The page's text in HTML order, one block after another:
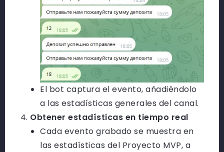
El bot captura el evento, añadiéndolo
a las estadísticas generales del canal.
Obtener estadísticas en tiempo real
Cada evento grabado se muestra en
las estadísticas del Proyecto MVP, a